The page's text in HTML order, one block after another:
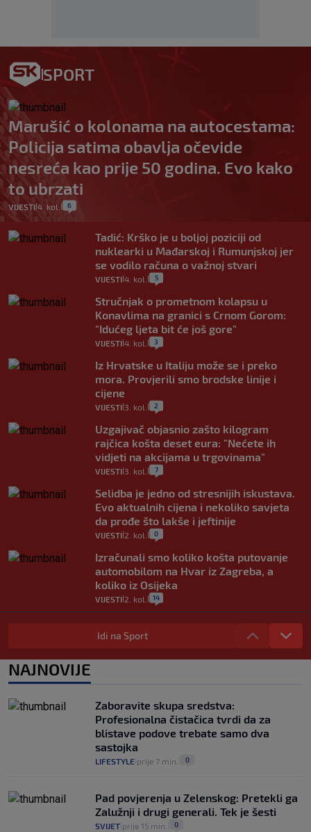
SPORT
Marušić o kolonama na autocestama:
Policija satima obavlja očevide
nesreća kao prije 50 godina. Evo kako
to ubrzati
VIJESTI 4. kol. 6
Tadić: Krško je u boljoj poziciji od
nuklearki u Mađarskoj i Rumunjskoj jer
se vodilo računa o važnoj stvari
VIJESTI 4. kol. 5
Stručnjak o prometnom kolapsu u
Konavlima na granici s Crnom Gorom:
"Idućeg ljeta bit će još gore"
VIJESTI 4. kol. 3
Iz Hrvatske u Italiju može se i preko
mora. Provjerili smo brodske linije i
cijene
VIJESTI 3. kol. 2
Uzgajivač objasnio zašto kilogram
rajčica košta deset eura: "Nećete ih
vidjeti na akcijama u trgovinama"
VIJESTI 3. kol. 7
Selidba je jedno od stresnijih iskustava.
Evo aktualnih cijena i nekoliko savjeta
da prođe što lakše i jeftinije
VIJESTI 2. kol. 0
Izračunali smo koliko košta putovanje
automobilom na Hvar iz Zagreba, a
koliko iz Osijeka
VIJESTI 2. kol. 14
"Kći je otišla na more, a zaboravila
zdravstvenu iskaznicu". Kakva su prava
pacijenata izvan mjesta prebivališta?
1
Plenković na 15 dana ukine mjere: "Ne bi
se dogodilo ništa. Vlada se zaljubila u te
intervencije"
30. srp. 25
Idi na Sport
NAJNOVIJE
Zaboravite skupa sredstva:
Profesionalna čistačica tvrdi da za
blistave podove trebate samo dva
sastojka
LIFESTYLE prije 7 min. 0
Pad povjerenja u Zelenskog: Pretekli ga
Zalužnji i drugi generali. Tek je šesti
SVIJET prije 15 min. 0